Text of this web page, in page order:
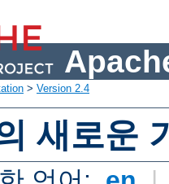
> Version 2.4
새로운